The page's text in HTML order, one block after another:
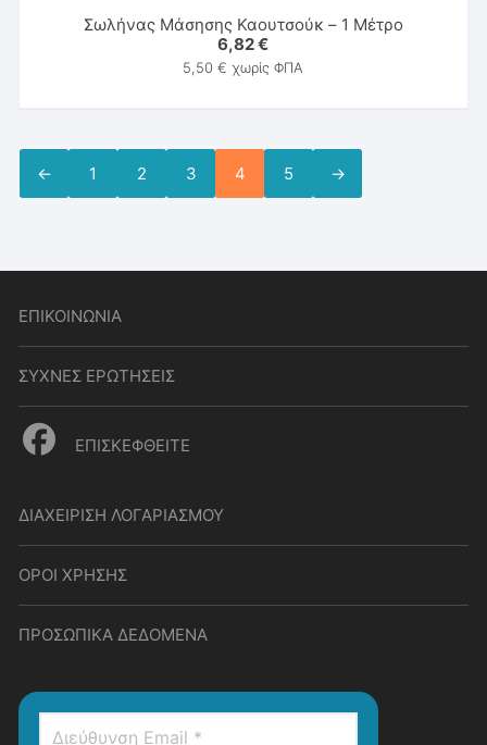
Σωλήνας Μάσησης Καουτσούκ – 1 Μέτρο
6,82€
5,50€ χωρίς ΦΠΑ
← 1 2 3 4 5 →
ΕΠΙΚΟΙΝΩΝΙΑ
ΣΥΧΝΕΣ ΕΡΩΤΗΣΕΙΣ
ΕΠΙΣΚΕΦΘΕΙΤΕ
ΔΙΑΧΕΙΡΙΣΗ ΛΟΓΑΡΙΑΣΜΟΥ
ΟΡΟΙ ΧΡΗΣΗΣ
ΠΡΟΣΩΠΙΚΑ ΔΕΔΟΜΕΝΑ